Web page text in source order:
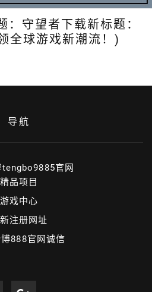
：守望者下载新标题：
全球游戏新潮流！)
导航
官网
精品项目
游戏中心
注册网址
888官网诚信